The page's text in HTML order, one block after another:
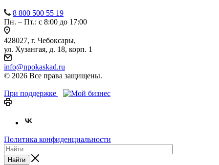
8 800 500 55 19
Пн. – Пт.: с 8:00 до 17:00
428027, г. Чебоксары,
ул. Хузангая, д. 18, корп. 1
info@npokaskad.ru
© 2026 Все права защищены.
При поддержке
Политика конфиденциальности
Найти